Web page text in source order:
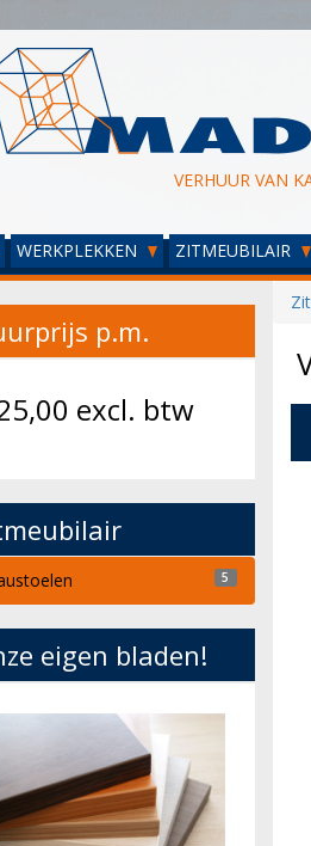
VERHUUR VAN
WERKPLEKKEN ZITMEUBILAIR
p.m.
excl. btw
5
eigen bladen!